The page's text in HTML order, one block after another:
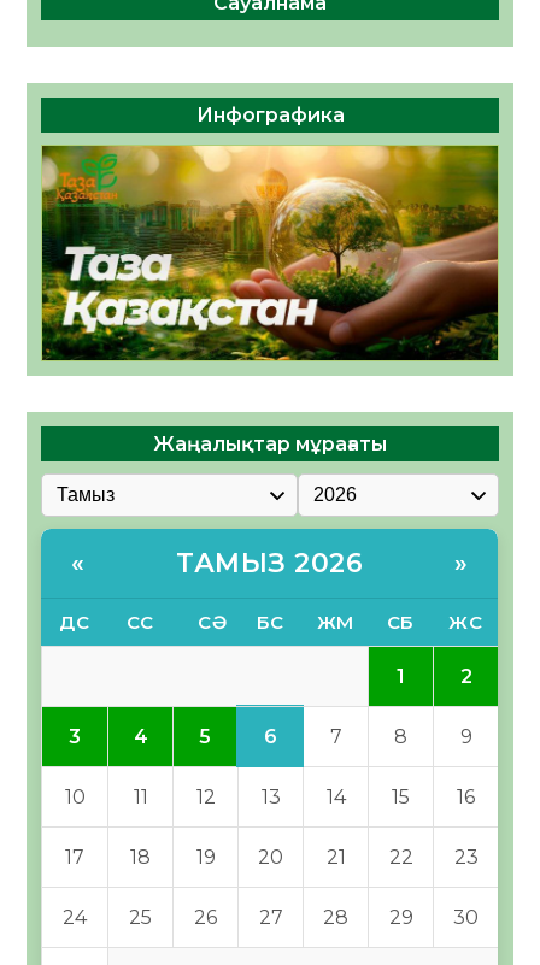
Инфографика
Жаңалықтар мұрағаты
« ТАМЫЗ 2026 »
ДС СС СӘ БС ЖМ СБ ЖС
1 2
3 4 5 6 7 8 9
10 11 12 13 14 15 16
17 18 19 20 21 22 23
24 25 26 27 28 29 30